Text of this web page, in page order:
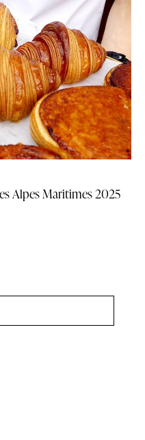
Alpes Maritimes 2025